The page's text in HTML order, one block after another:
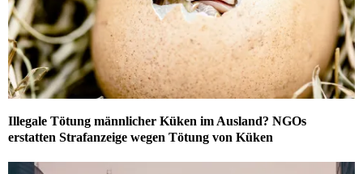
Illegale Tötung männlicher Küken im Ausland? NGOs
erstatten Strafanzeige wegen Tötung von Küken